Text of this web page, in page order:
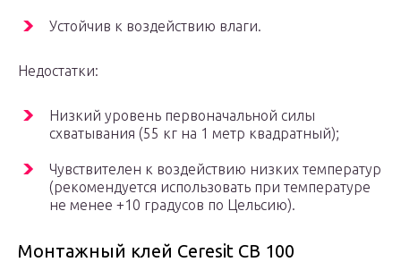
Устойчив к воздействию влаги.
Недостатки:
Низкий уровень первоначальной силы
схватывания (55 кг на 1 метр квадратный);
Чувствителен к воздействию низких температур
(рекомендуется использовать при температуре
не менее +10 градусов по Цельсию).
Монтажный клей Ceresit CB 100